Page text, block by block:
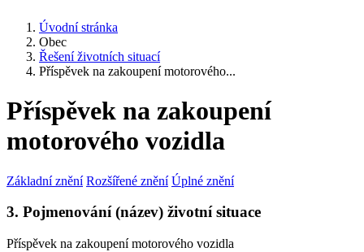
Úvodní stránka
Obec
Řešení životních situací
Příspěvek na zakoupení motorového...
Příspěvek na zakoupení
motorového vozidla
Základní znění Rozšířené znění Úplné znění
3. Pojmenování (název) životní situace
Příspěvek na zakoupení motorového vozidla